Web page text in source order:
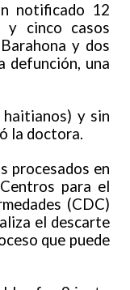
notificado 12
y cinco casos
y dos
defunción, una
haitianos) y sin
la doctora.
procesados en
para el
(CDC)
el descarte
que puede